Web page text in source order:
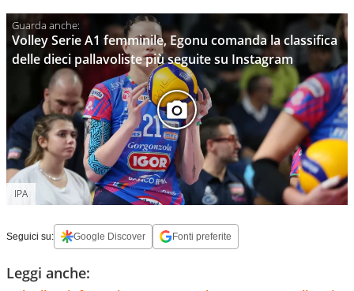
Volley Serie A1 femminile, Egonu comanda la classifica
delle dieci pallavoliste più seguite su Instagram
IPA
Seguici su: Google Discover Fonti preferite
Leggi anche: